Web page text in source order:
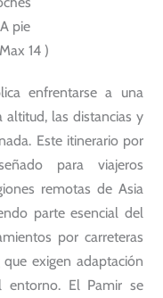
pie
14 )
enfrentarse a una
las distancias y
Este itinerario por
para viajeros
remotas de Asia
parte esencial del
por carreteras
exigen adaptación
entorno. El Pamir se